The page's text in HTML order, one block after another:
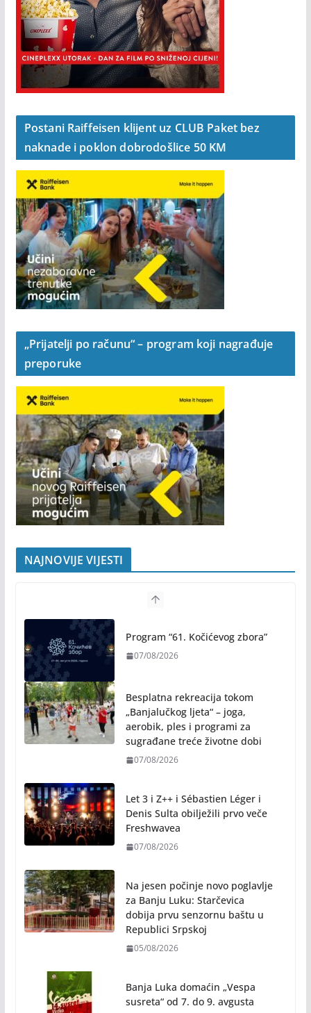
Postani Raiffeisen klijent uz CLUB Paket bez
naknade i poklon dobrodošlice 50 KM
„Prijatelji po računu“ – program koji nagrađuje
preporuke
NAJNOVIJE VIJESTI
Program “61. Kočićevog zbora”
07/08/2026
Besplatna rekreacija tokom
„Banjalučkog ljeta“ – joga,
aerobik, ples i programi za
sugrađane treće životne dobi
07/08/2026
Let 3 i Z++ i Sébastien Léger i
Denis Sulta obilježili prvo veče
Freshwavea
07/08/2026
Na jesen počinje novo poglavlje
za Banju Luku: Starčevica
dobija prvu senzornu baštu u
Republici Srpskoj
05/08/2026
Banja Luka domaćin „Vespa
susreta“ od 7. do 9. avgusta